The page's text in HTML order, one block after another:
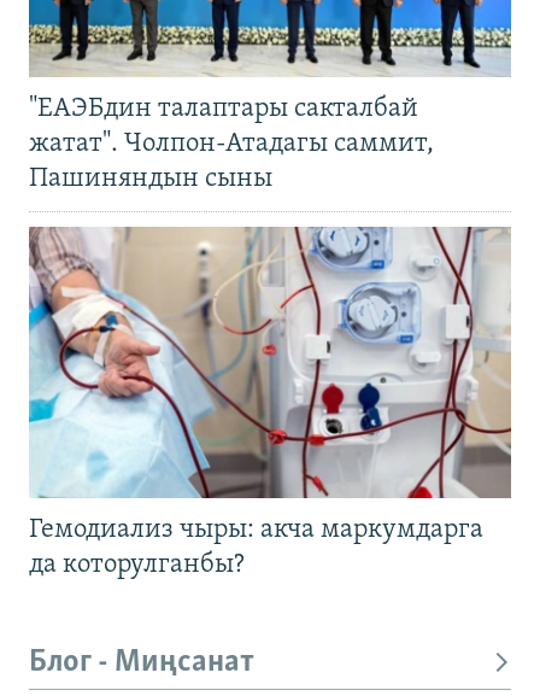
"ЕАЭБдин талаптары сакталбай
жатат". Чолпон-Атадагы саммит,
Пашиняндын сыны
Гемодиализ чыры: акча маркумдарга
да которулганбы?
Блог - Миңсанат